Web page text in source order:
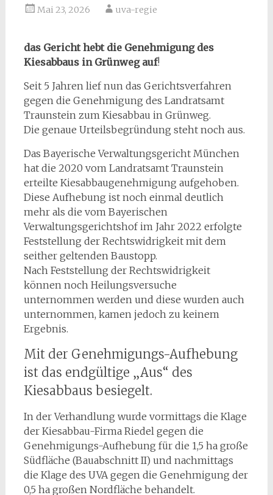
Mai 23, 2026 uva-regie
das Gericht hebt die Genehmigung des
Kiesabbaus in Grünweg auf!
Seit 5 Jahren lief nun das Gerichtsverfahren
gegen die Genehmigung des Landratsamt
Traunstein zum Kiesabbau in Grünweg.
Die genaue Urteilsbegründung steht noch aus.
Das Bayerische Verwaltungsgericht München
hat die 2020 vom Landratsamt Traunstein
erteilte Kiesabbaugenehmigung aufgehoben.
Diese Aufhebung ist noch einmal deutlich
mehr als die vom Bayerischen
Verwaltungsgerichtshof im Jahr 2022 erfolgte
Feststellung der Rechtswidrigkeit mit dem
seither geltenden Baustopp.
Nach Feststellung der Rechtswidrigkeit
können noch Heilungsversuche
unternommen werden und diese wurden auch
unternommen, kamen jedoch zu keinem
Ergebnis.
Mit der Genehmigungs-Aufhebung
ist das endgültige „Aus“ des
Kiesabbaus besiegelt.
In der Verhandlung wurde vormittags die Klage
der Kiesabbau-Firma Riedel gegen die
Genehmigungs-Aufhebung für die 1,5 ha große
Südfläche (Bauabschnitt II) und nachmittags
die Klage des UVA gegen die Genehmigung der
0,5 ha großen Nordfläche behandelt.